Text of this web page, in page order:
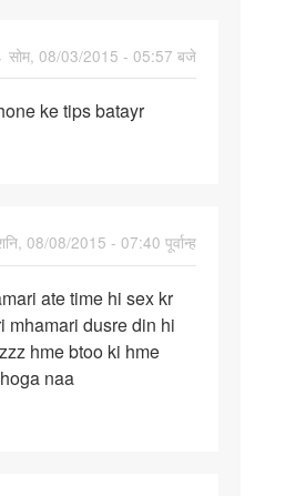
सोम, 08/03/2015 - 05:57 बजे
ke tips batayr
08/08/2015 - 07:40 पूर्वान्ह
ate time hi sex kr
mhamari dusre din hi
hme btoo ki hme
naa